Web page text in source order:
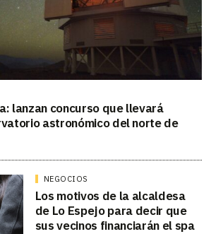
lanzan concurso que llevará
astronómico del norte de
NEGOCIOS
Los motivos de la alcaldesa
de Lo Espejo para decir que
sus vecinos financiarán el spa